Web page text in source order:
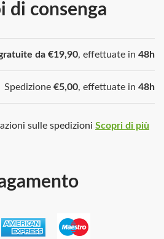
di consenga
da €19,90, effettuate in 48h
Spedizione €5,00, effettuate in 48h
sulle spedizioni Scopri di più